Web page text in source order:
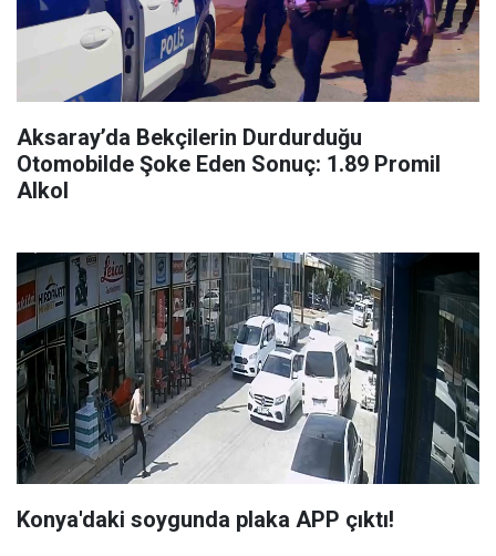
Aksaray’da Bekçilerin Durdurduğu
Otomobilde Şoke Eden Sonuç: 1.89 Promil
Alkol
Konya'daki soygunda plaka APP çıktı!